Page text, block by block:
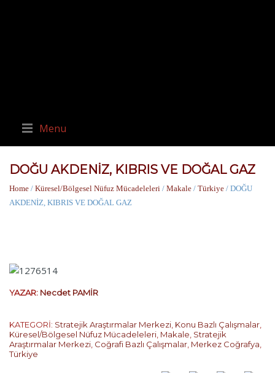
Menu
DOĞU AKDENİZ, KIBRIS VE DOĞAL GAZ
Home / Küresel/Bölgesel Nüfuz Mücadeleleri / Makale / Türkiye / DOĞU
AKDENİZ, KIBRIS VE DOĞAL GAZ
YAZAR: Necdet PAMİR
KATEGORİ: Stratejik Araştırmalar Merkezi, Konu Bazlı Çalışmalar,
Küresel/Bölgesel Nüfuz Mücadeleleri, Makale, Stratejik
Araştırmalar Merkezi, Coğrafi Bazlı Çalışmalar, Merkez Coğrafya,
Türkiye